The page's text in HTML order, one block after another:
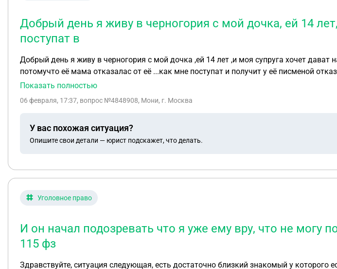
Добрый день я живу в черногория с мой дочка, ей 14
поступат в
Добрый день я живу в черногория с мой дочка ,ей 14 лет ,и моя супруга хочет дават
потомучто её мама отказалас от её ...как мне поступат и получит у её писменой
пожалуйста ответ спасибо вам большое
Показать полностью
06 февраля, 17:37, вопрос №4848908, Мони, г. Москва
У вас похожая ситуация?
Опишите свои детали — юрист подскажет, что делать.
Уголовное право
И он начал подозревать что я уже ему вру, что не могу
115 фз
Здравствуйте, ситуация следующая, есть достаточно близкий знакомый у которого